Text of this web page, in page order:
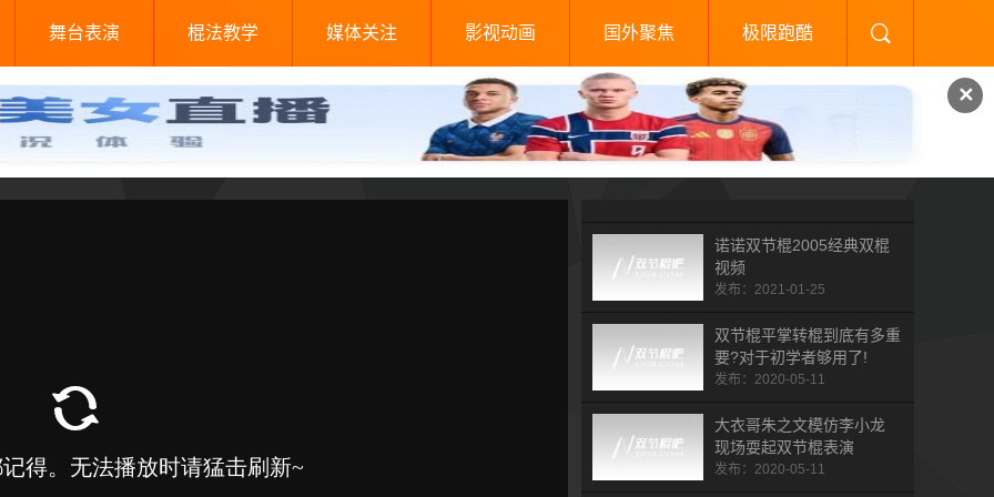
✕
舞台表演 棍法教学 媒体关注 影视动画 国外聚焦 极限跑酷
诺诺双节棍2005经典双棍
视频
发布：2021-01-25
双节棍平掌转棍到底有多重
要?对于初学者够用了!
发布：2020-05-11
大衣哥朱之文模仿李小龙
现场耍起双节棍表演
发布：2020-05-11